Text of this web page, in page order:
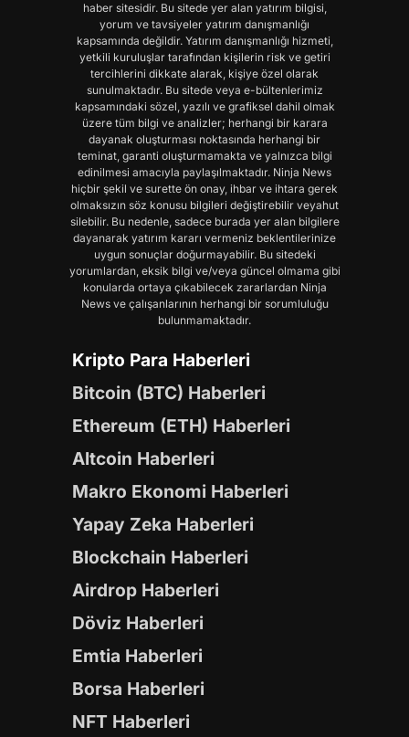
haber sitesidir. Bu sitede yer alan yatırım bilgisi,
yorum ve tavsiyeler yatırım danışmanlığı
kapsamında değildir. Yatırım danışmanlığı hizmeti,
yetkili kuruluşlar tarafından kişilerin risk ve getiri
tercihlerini dikkate alarak, kişiye özel olarak
sunulmaktadır. Bu sitede veya e-bültenlerimiz
kapsamındaki sözel, yazılı ve grafiksel dahil olmak
üzere tüm bilgi ve analizler; herhangi bir karara
dayanak oluşturması noktasında herhangi bir
teminat, garanti oluşturmamakta ve yalnızca bilgi
edinilmesi amacıyla paylaşılmaktadır. Ninja News
hiçbir şekil ve surette ön onay, ihbar ve ihtara gerek
olmaksızın söz konusu bilgileri değiştirebilir veyahut
silebilir. Bu nedenle, sadece burada yer alan bilgilere
dayanarak yatırım kararı vermeniz beklentilerinize
uygun sonuçlar doğurmayabilir. Bu sitedeki
yorumlardan, eksik bilgi ve/veya güncel olmama gibi
konularda ortaya çıkabilecek zararlardan Ninja
News ve çalışanlarının herhangi bir sorumluluğu
bulunmamaktadır.
Kripto Para Haberleri
Bitcoin (BTC) Haberleri
Ethereum (ETH) Haberleri
Altcoin Haberleri
Makro Ekonomi Haberleri
Yapay Zeka Haberleri
Blockchain Haberleri
Airdrop Haberleri
Döviz Haberleri
Emtia Haberleri
Borsa Haberleri
NFT Haberleri